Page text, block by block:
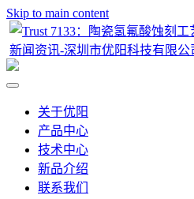
Skip to main content
关于优阳
产品中心
技术中心
新品介绍
联系我们